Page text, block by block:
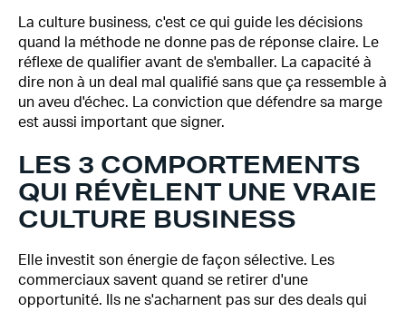
La culture business, c'est ce qui guide les décisions
quand la méthode ne donne pas de réponse claire. Le
réflexe de qualifier avant de s'emballer. La capacité à
dire non à un deal mal qualifié sans que ça ressemble à
un aveu d'échec. La conviction que défendre sa marge
est aussi important que signer.
LES 3 COMPORTEMENTS
QUI RÉVÈLENT UNE VRAIE
CULTURE BUSINESS
Elle investit son énergie de façon sélective. Les
commerciaux savent quand se retirer d'une
opportunité. Ils ne s'acharnent pas sur des deals qui